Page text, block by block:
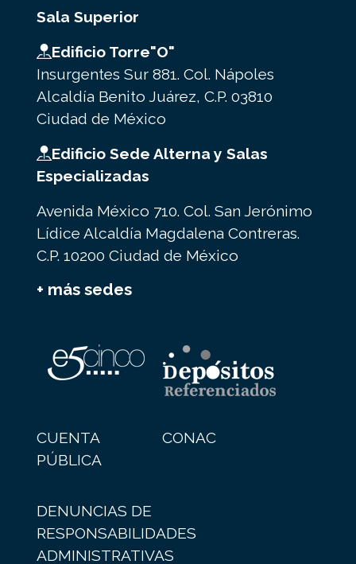
Sala Superior
Edificio Torre"O"
Insurgentes Sur 881. Col. Nápoles
Alcaldía Benito Juárez, C.P. 03810
Ciudad de México
Edificio Sede Alterna y Salas
Especializadas
Avenida México 710. Col. San Jerónimo
Lídice Alcaldía Magdalena Contreras.
C.P. 10200 Ciudad de México
+ más sedes
CUENTA
PÚBLICA
CONAC
DENUNCIAS DE
RESPONSABILIDADES
ADMINISTRATIVAS